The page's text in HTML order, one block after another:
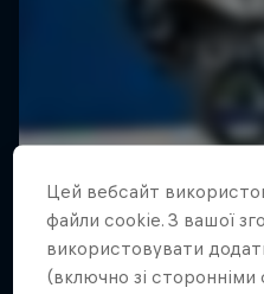
Цей вебсайт
файли cookie. З вашої
використовувати
(включно зі